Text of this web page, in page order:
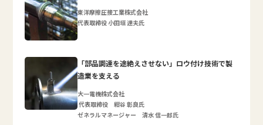
東洋摩擦圧接工業株式会社
代表取締役 小田垣 達夫氏
「部品調達を途絶えさせない」ロウ付け技術で製
造業を支える
大一電機株式会社
代表取締役 紺谷 彰良氏
ゼネラルマネージャー 清水 信一郎氏